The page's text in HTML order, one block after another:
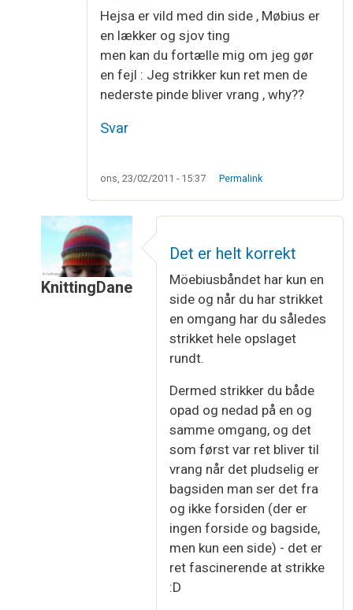
Hejsa er vild med din side , Møbius er
en lækker og sjov ting
men kan du fortælle mig om jeg gør
en fejl : Jeg strikker kun ret men de
nederste pinde bliver vrang , why??
Svar
ons, 23/02/2011 - 15:37 Permalink
KnittingDane
afConnie Nielsen
Det er helt korrekt
Möebiusbåndet har kun en
side og når du har strikket
en omgang har du således
strikket hele opslaget
rundt.
Dermed strikker du både
opad og nedad på en og
samme omgang, og det
som først var ret bliver til
vrang når det pludselig er
bagsiden man ser det fra
og ikke forsiden (der er
ingen forside og bagside,
men kun een side) - det er
ret fascinerende at strikke
:D